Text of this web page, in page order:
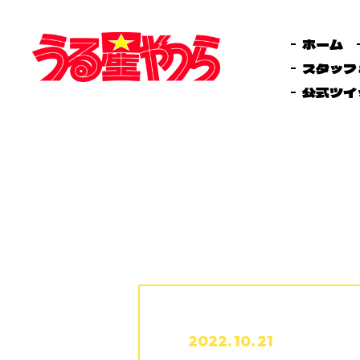
ホーム
スタッ
公式ツ
2022. 10. 21